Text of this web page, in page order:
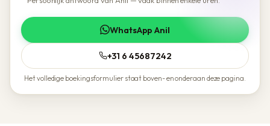
WhatsApp Anil
+31 6 45687242
Het volledige boekingsformulier staat boven- en onderaan deze pagina.